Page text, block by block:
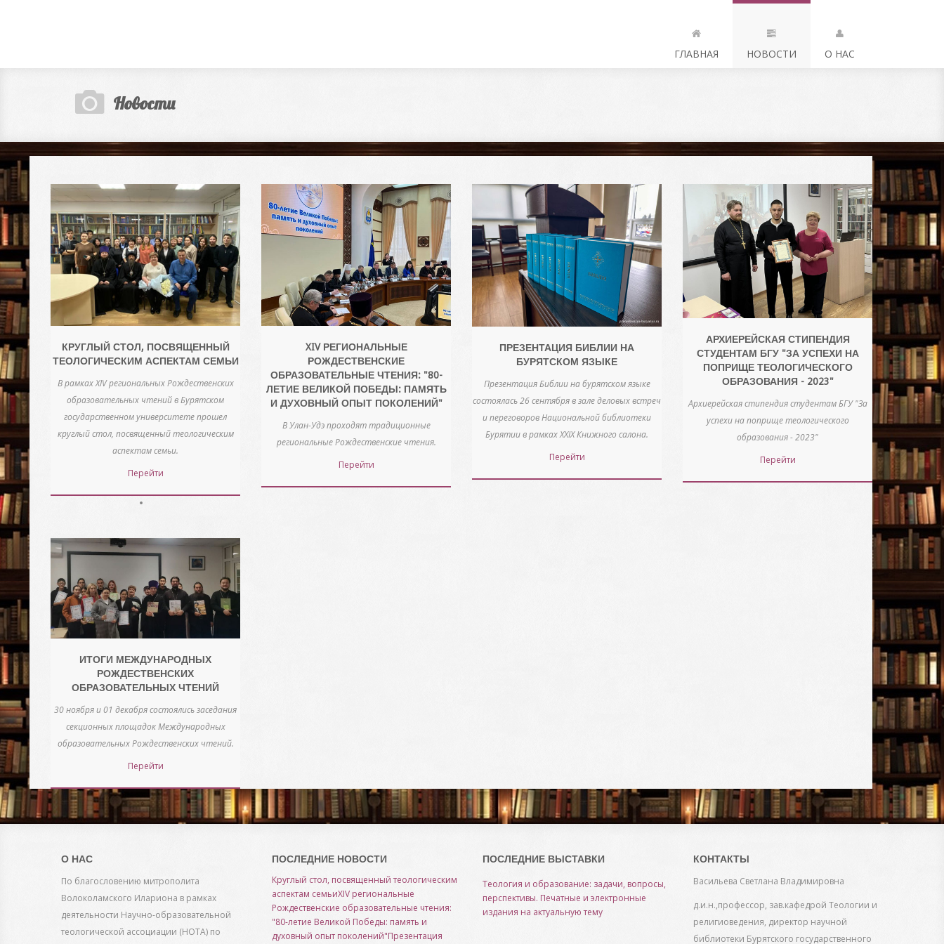
ГЛАВНАЯ НОВОСТИ О НАС
Новости
КРУГЛЫЙ СТОЛ, ПОСВЯЩЕННЫЙ
ТЕОЛОГИЧЕСКИМ АСПЕКТАМ СЕМЬИ
В рамках XIV региональных Рождественских
образовательных чтений в Бурятском
государственном университете прошел
круглый стол, посвященный теологическим
аспектам семьи.
Перейти
XIV РЕГИОНАЛЬНЫЕ
РОЖДЕСТВЕНСКИЕ
ОБРАЗОВАТЕЛЬНЫЕ ЧТЕНИЯ: "80-
ЛЕТИЕ ВЕЛИКОЙ ПОБЕДЫ: ПАМЯТЬ
И ДУХОВНЫЙ ОПЫТ ПОКОЛЕНИЙ"
В Улан-Удэ проходят традиционные
региональные Рождественские чтения.
Перейти
ПРЕЗЕНТАЦИЯ БИБЛИИ НА
БУРЯТСКОМ ЯЗЫКЕ
Презентация Библии на бурятском языке
состоялась 26 сентября в зале деловых встреч
и переговоров Национальной библиотеки
Бурятии в рамках XXIX Книжного салона.
Перейти
АРХИЕРЕЙСКАЯ СТИПЕНДИЯ
СТУДЕНТАМ БГУ "ЗА УСПЕХИ НА
ПОПРИЩЕ ТЕОЛОГИЧЕСКОГО
ОБРАЗОВАНИЯ - 2023"
Архиерейская стипендия студентам БГУ "За
успехи на поприще теологического
образования - 2023"
Перейти
ИТОГИ МЕЖДУНАРОДНЫХ
РОЖДЕСТВЕНСКИХ
ОБРАЗОВАТЕЛЬНЫХ ЧТЕНИЙ
30 ноября и 01 декабря состоялись заседания
секционных площадок Международных
образовательных Рождественских чтений.
Перейти
О НАС
По благословению митрополита
Волоколамского Илариона в рамках
деятельности Научно-образовательной
теологической ассоциации (НОТА) по
ПОСЛЕДНИЕ НОВОСТИ
Круглый стол, посвященный теологическим
аспектам семьиXIV региональные
Рождественские образовательные чтения:
"80-летие Великой Победы: память и
духовный опыт поколений"Презентация
ПОСЛЕДНИЕ ВЫСТАВКИ
Теология и образование: задачи, вопросы,
перспективы. Печатные и электронные
издания на актуальную тему
КОНТАКТЫ
Васильева Светлана Владимировна
д.и.н.,профессор, зав.кафедрой Теологии и
религиоведения, директор научной
библиотеки Бурятского государственного